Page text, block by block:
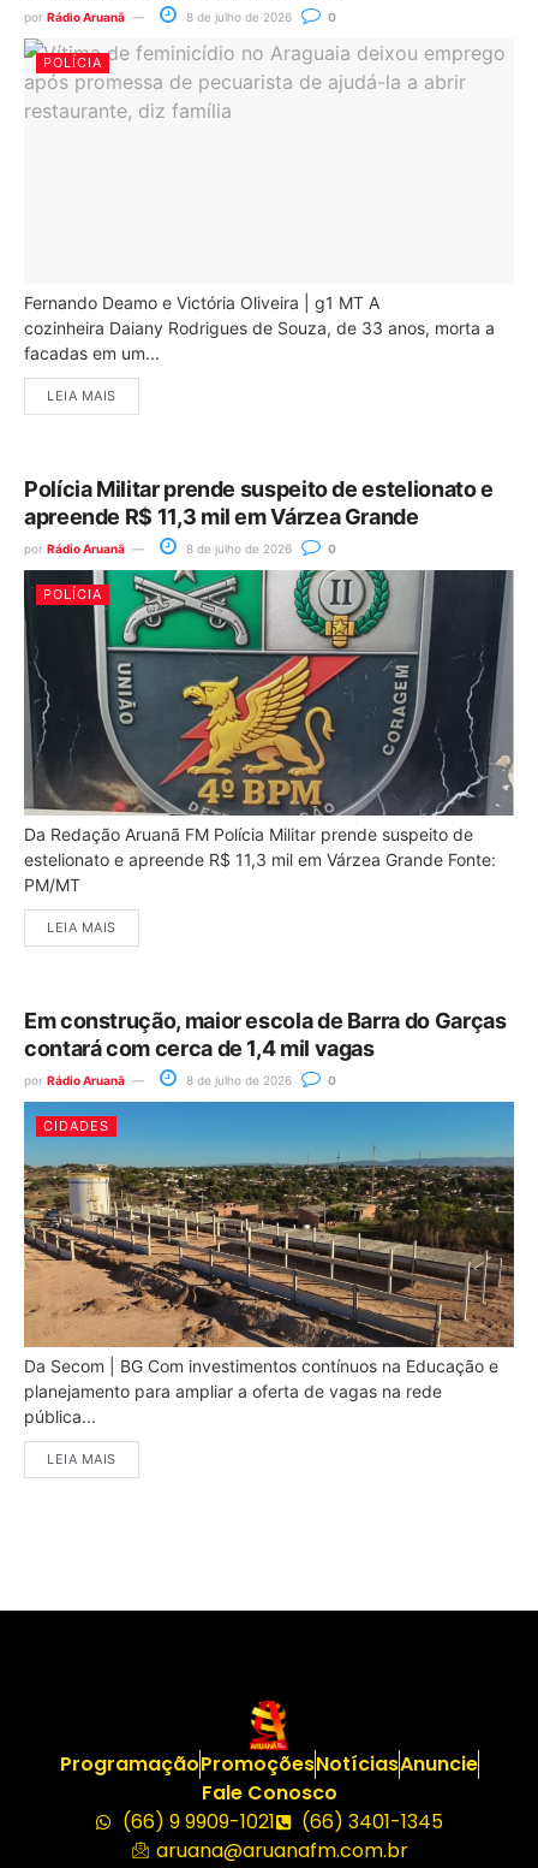
por Rádio Aruanã 8 de julho de 2026 0
POLÍCIA
Fernando Deamo e Victória Oliveira | g1 MT A
cozinheira Daiany Rodrigues de Souza, de 33 anos, morta a
facadas em um...
LEIA MAIS
Polícia Militar prende suspeito de estelionato e
apreende R$ 11,3 mil em Várzea Grande
por Rádio Aruanã 8 de julho de 2026 0
POLÍCIA
Da Redação Aruanã FM Polícia Militar prende suspeito de
estelionato e apreende R$ 11,3 mil em Várzea Grande Fonte:
PM/MT
LEIA MAIS
Em construção, maior escola de Barra do Garças
contará com cerca de 1,4 mil vagas
por Rádio Aruanã 8 de julho de 2026 0
CIDADES
Da Secom | BG Com investimentos contínuos na Educação e
planejamento para ampliar a oferta de vagas na rede
pública...
LEIA MAIS
ProgramaçãoPromoçõesNotíciasAnuncie
Fale Conosco
(66) 9 9909-1021
(66) 3401-1345
aruana@aruanafm.com.br